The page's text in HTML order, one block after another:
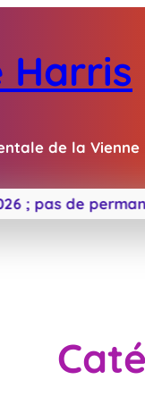
Harris
de la Vienne
de